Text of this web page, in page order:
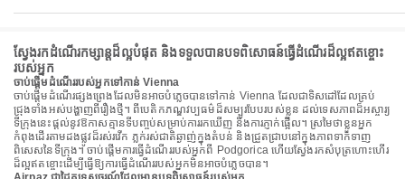
ស្វែងរកដំណើរកម្សាន្តដ៏ល្អបំផុត និងទទួលបានបទពិសោធន៍ធ្វើដំណើរដ៏ល្អឥតខ្ចោះ
របស់អ្នក
ចាប់ផ្តើមដំណើររបស់អ្នកទៅកាន់ Vienna
ចាប់ផ្តើមដំណើរផ្សងព្រេងដែលមិនអាចបំភ្លេចបានទៅកាន់ Vienna ដែលជាទិសដៅដែលគ្រប់
ជ្រុងទាំងអស់បង្ហាញពីរឿងថ្មី។ ពីបេតិកភណ្ឌវប្បធម៌ដ៏សម្បូរបែបរបស់ខ្លួន ដល់ទេសភាពដ៏អស្ចារ្យ
ទីក្រុងនេះផ្តល់នូវឱកាសគ្មានទីបញ្ចប់សម្រាប់ការរកឃើញ និងការភ្ញាក់ផ្អើល។ ស្រមៃថាខ្លួនអ្នក
កំពុងដើរតាមដងផ្លូវដ៏រស់រវើក ភ្លក់រស់ជាតិឆ្ងាញ់ក្នុងតំបន់ និងជ្រួតជ្រាបនៅក្នុងភាពទាក់ទាញ
ពិសេសនៃទីក្រុង។ ចាប់ផ្តើមការធ្វើដំណើររបស់អ្នកពី Podgorica ហើយស្វែងរកសំបុត្រហោះហើរ
ដ៏ល្អឥតខ្ចោះដើម្បីធ្វើឱ្យការធ្វើដំណើររបស់អ្នកមិនអាចបំភ្លេចបាន។